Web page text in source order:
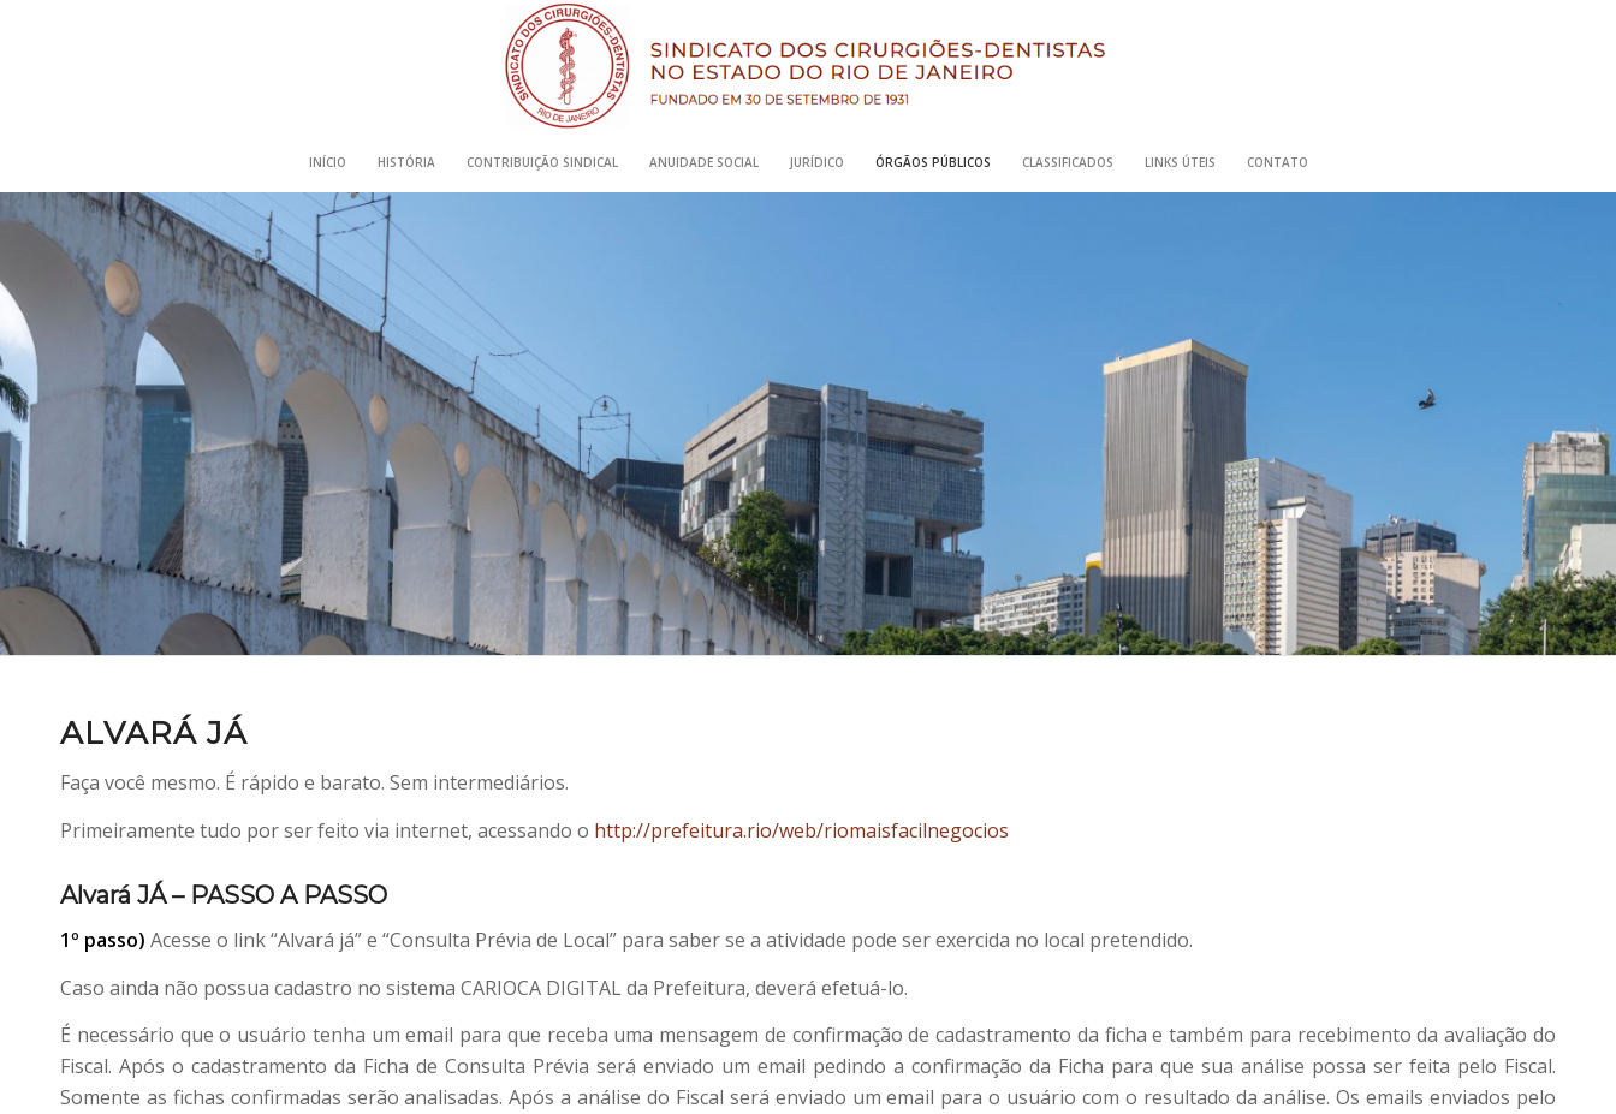
INÍCIO HISTÓRIA CONTRIBUIÇÃO SINDICAL ANUIDADE SOCIAL JURÍDICO ÓRGÃOS PÚBLICOS CLASSIFICADOS LINKS ÚTEIS CONTATO
ALVARÁ JÁ
Faça você mesmo. É rápido e barato. Sem intermediários.
Primeiramente tudo por ser feito via internet, acessando o http://prefeitura.rio/web/riomaisfacilnegocios
Alvará JÁ – PASSO A PASSO
1º passo) Acesse o link “Alvará já” e “Consulta Prévia de Local” para saber se a atividade pode ser exercida no local pretendido.
Caso ainda não possua cadastro no sistema CARIOCA DIGITAL da Prefeitura, deverá efetuá-lo.
É necessário que o usuário tenha um email para que receba uma mensagem de confirmação de cadastramento da ficha e também para recebimento da avaliação do
Fiscal. Após o cadastramento da Ficha de Consulta Prévia será enviado um email pedindo a confirmação da Ficha para que sua análise possa ser feita pelo Fiscal.
Somente as fichas confirmadas serão analisadas. Após a análise do Fiscal será enviado um email para o usuário com o resultado da análise. Os emails enviados pelo